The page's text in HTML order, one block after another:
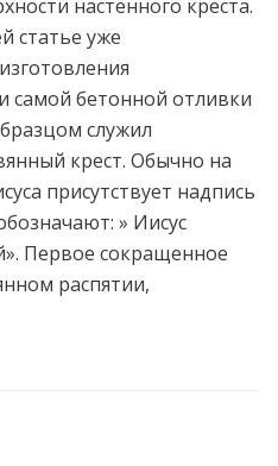
настенного креста.
статье уже
самой бетонной отливки
служил
крест. Обычно на
присутствует надпись
» Иисус
Первое сокращенное
распятии,